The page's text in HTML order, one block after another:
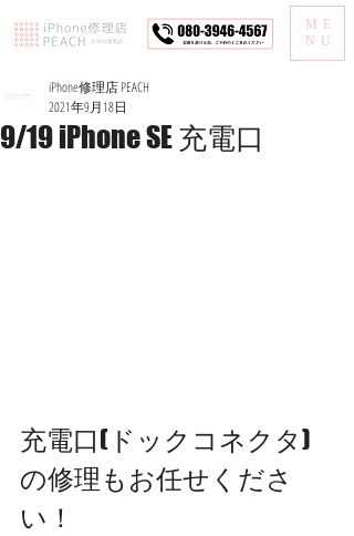
ME
NU
9/19 iPhone SE 充電口
iPhone修理店 PEACH
2021年9月18日
充電口(ドックコネクタ)
の修理もお任せくださ
い！